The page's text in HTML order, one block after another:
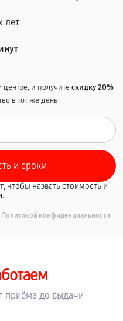
лет
и получитескидку 20%
в тот же день
, чтобы назвать стоимость и
Политикой конфиденциальности
приёма до выдачи